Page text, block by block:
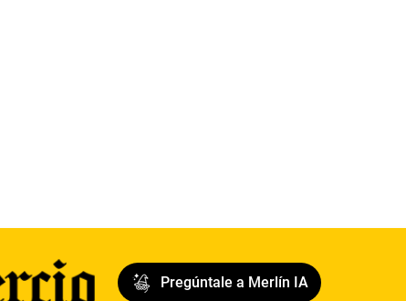
Pregúntale a Merlín IA